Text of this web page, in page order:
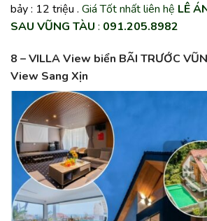
bảy : 12 triệu . Giá Tốt nhất liên hệ LÊ
SAU VŨNG TÀU : 091.205.8982
8 – VILLA View biển BÃI TRƯỚC
View Sang Xịn